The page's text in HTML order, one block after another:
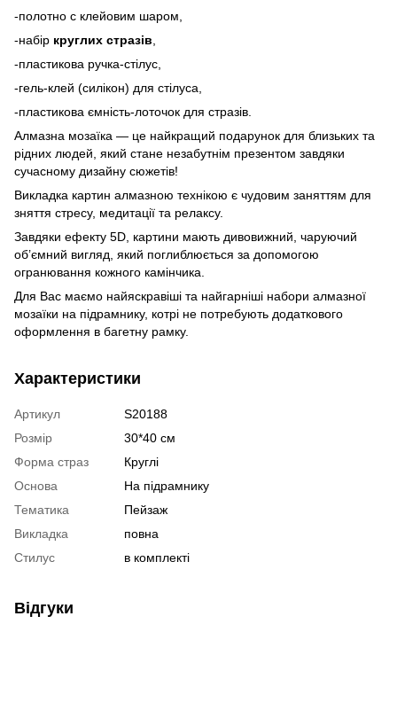
-полотно с клейовим шаром,
-набір круглих стразів
-пластикова ручка-стілус,
-гель-клей (силікон) для стілуса,
-пластикова ємність-лоточок для стразів.
Алмазна мозаїка — це найкращий подарунок для близьких та
рідних людей, який стане незабутнім презентом завдяки
сучасному дизайну сюжетів!
Викладка картин алмазною технікою є чудовим заняттям для
зняття стресу, медитації та релаксу.
Завдяки ефекту 5D, картини мають дивовижний, чаруючий
об’ємний вигляд, який поглиблюється за допомогою
огранювання кожного камінчика.
Для Вас маємо найяскравіші та найгарніші набори алмазної
мозаїки на підрамнику, котрі не потребують додаткового
оформлення в багетну рамку.
Характеристики
Артикул
S20188
Розмір
30*40 см
Форма страз
Круглі
Основа
На підрамнику
Тематика
Пейзаж
Викладка
повна
Стилус
в комплекті
Відгуки